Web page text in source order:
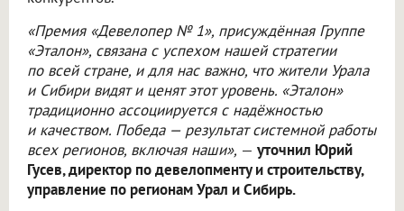
«Премия «Девелопер № 1», присуждённая Группе
«Эталон», связана с успехом нашей стратегии
по всей стране, и для нас важно, что жители Урала
и Сибири видят и ценят этот уровень. «Эталон»
традиционно ассоциируется с надёжностью
и качеством. Победа — результат системной работы
всех регионов, включая наши», — уточнил Юрий
Гусев, директор по девелопменту и строительству,
управление по регионам Урал и Сибирь.